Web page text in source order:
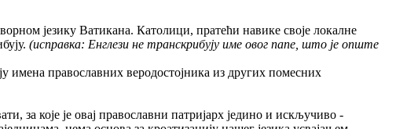
језику Ватикана. Католици, пратећи навике своје локалне
(исправка: Енглези не транскрибују име овог папе, што је опште
имена православних веродостојника из других помесних
за које је овај православни патријарх једино и искључиво -